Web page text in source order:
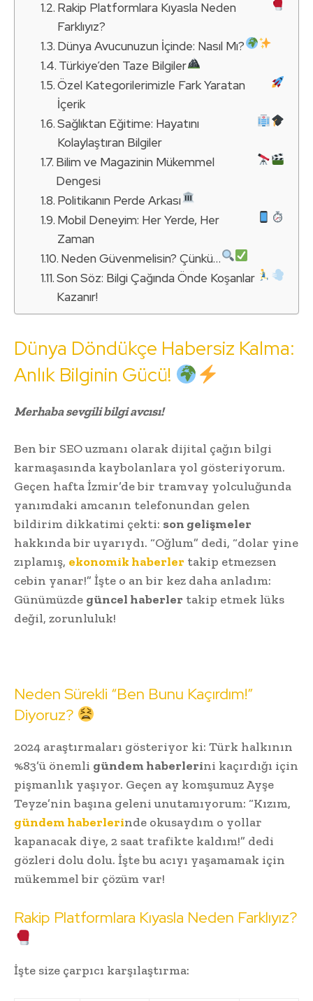
Rakip Platformlara Kıyasla Neden
Farklıyız?
Dünya Avucunuzun İçinde: Nasıl Mı?
Türkiye’den Taze Bilgiler
Özel Kategorilerimizle Fark Yaratan
İçerik
Sağlıktan Eğitime: Hayatını
Kolaylaştıran Bilgiler
Bilim ve Magazinin Mükemmel
Dengesi
Politikanın Perde Arkası
Mobil Deneyim: Her Yerde, Her
Zaman
Neden Güvenmelisin? Çünkü…
Son Söz: Bilgi Çağında Önde Koşanlar
Kazanır!
Dünya Döndükçe Habersiz Kalma:
Anlık Bilginin Gücü!
Merhaba sevgili bilgi avcısı!
Ben bir SEO uzmanı olarak dijital çağın bilgi
karmaşasında kaybolanlara yol gösteriyorum.
Geçen hafta İzmir’de bir tramvay yolculuğunda
yanımdaki amcanın telefonundan gelen
bildirim dikkatimi çekti: son gelişmeler
hakkında bir uyarıydı. “Oğlum” dedi, “dolar yine
zıplamış, ekonomik haberler takip etmezsen
cebin yanar!” İşte o an bir kez daha anladım:
Günümüzde güncel haberler takip etmek lüks
değil, zorunluluk!
Neden Sürekli “Ben Bunu Kaçırdım!”
Diyoruz?
2024 araştırmaları gösteriyor ki: Türk halkının
%83’ü önemli gündem haberlerini kaçırdığı için
pişmanlık yaşıyor. Geçen ay komşumuz Ayşe
Teyze’nin başına geleni unutamıyorum: “Kızım,
gündem haberlerinde okusaydım o yollar
kapanacak diye, 2 saat trafikte kaldım!” dedi
gözleri dolu dolu. İşte bu acıyı yaşamamak için
mükemmel bir çözüm var!
Rakip Platformlara Kıyasla Neden Farklıyız?
İşte size çarpıcı karşılaştırma: